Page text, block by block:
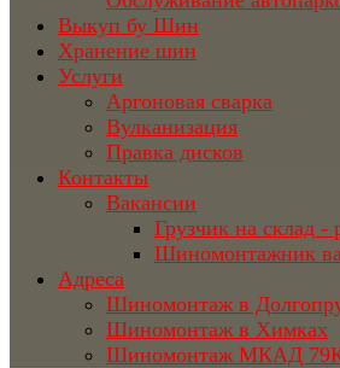
Выкуп бу Шин
Хранение шин
Услуги
Аргоновая сварка
Вулканизация
Правка дисков
Контакты
Вакансии
Грузчик на склад -
Шиномонтажник
Адреса
Шиномонтаж в
Шиномонтаж в Химках
Шиномонтаж МКАД